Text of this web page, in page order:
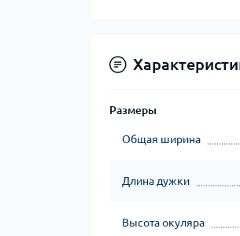
Размеры
Общая ширина
Длина дужки
Высота окуляра